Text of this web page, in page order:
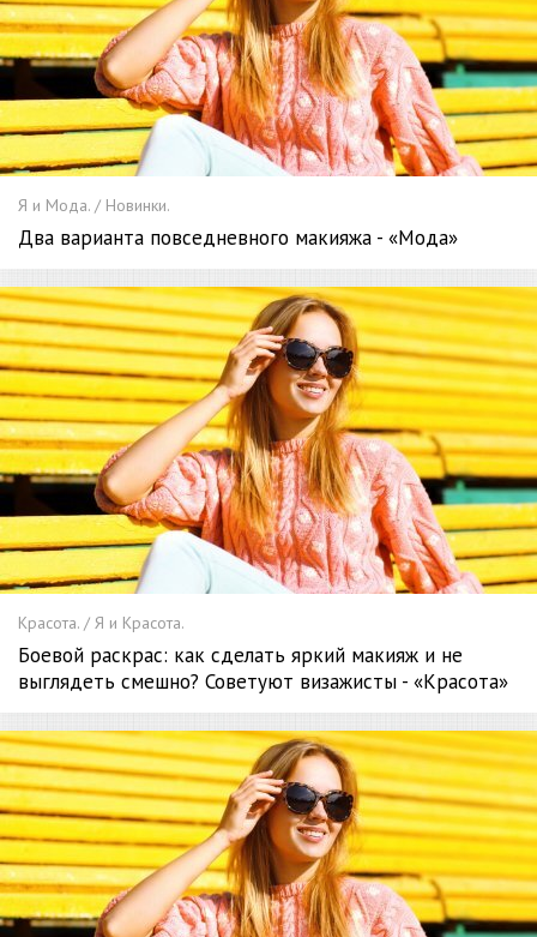
Я и Мода. / Новинки.
Два варианта повседневного макияжа - «Мода»
Красота. / Я и Красота.
Боевой раскрас: как сделать яркий макияж и не
выглядеть смешно? Советуют визажисты - «Красота»